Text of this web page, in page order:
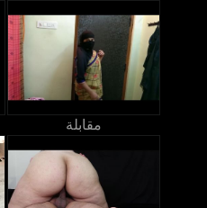
مقابلة